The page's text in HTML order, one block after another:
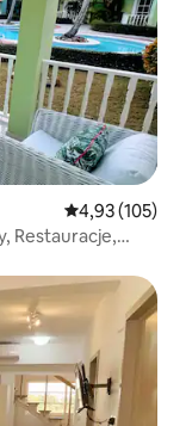
Średnia
4,93 (105)
Restauracje,